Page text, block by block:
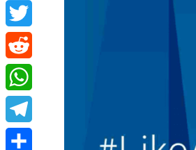
Facebook
Twitter
Reddit
WhatsApp
Telegram